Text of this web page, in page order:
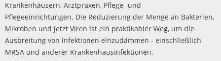
Krankenhäusern, Arztpraxen, Pflege- und
Pflegeeinrichtungen. Die Reduzierung der Menge an Bakterien,
Mikroben und jetzt Viren ist ein praktikabler Weg, um die
Ausbreitung von Infektionen einzudämmen - einschließlich
MRSA und anderer Krankenhausinfektionen.